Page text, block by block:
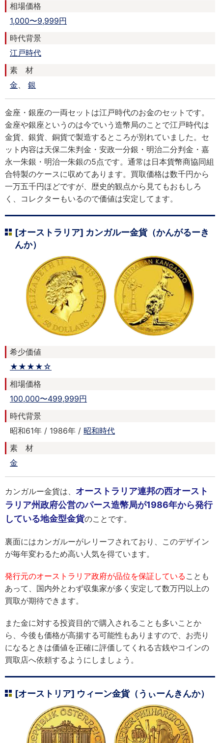
相場価格
1,000〜9,999円
時代背景
江戸時代
素 材
金
銀
金座・銀座の一両セットは江戸時代のお金のセットです。
金座や銀座というのは今でいう造幣局のことで江戸時代は
金貨、銀貨、銅貨で製造するところが別れていました。セ
ット内容は天保二朱判金・安政一分銀・明治二分判金・嘉
永一朱銀・明治一朱銀の5点です。通常は日本貨幣商協同組
合特製のケースに収めてあります。買取価格は数千円から
一万五千円ほどですが、歴史的観点から見てもおもしろ
く、コレクターもいるので価値は安定してます。
[オーストラリア] カンガルー金貨（かんがるーき
んか）
希少価値
★★★★☆
相場価格
100,000〜499,999円
時代背景
昭和61年 / 1986年 / 昭和時代
素 材
金
カンガルー金貨は、 オーストラリア連邦の西オースト
ラリア州政府公営のパース造幣局が1986年から発行
している地金型金貨のことです。
裏面にはカンガルーがレリーフされており、このデザイン
が毎年変わるため高い人気を得ています。
発行元のオーストラリア政府が品位を保証している ことも
あって、国内外とわず収集家が多く安定して数万円以上の
買取が期待できます。
また金に対する投資目的で購入されることも多いことか
ら、今後も価格が高揚する可能性もありますので、お売り
になるときは価値を正確に評価してくれる古銭やコインの
買取店へ依頼するようにしましょう。
[オーストリア] ウィーン金貨（うぃーんきんか）